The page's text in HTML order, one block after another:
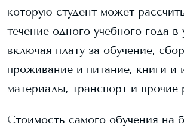
которую студент может
течение одного учебного года в
включая плату за обучение,
проживание и питание, книги и
материалы, транспорт и прочие
Стоимость самого обучения на